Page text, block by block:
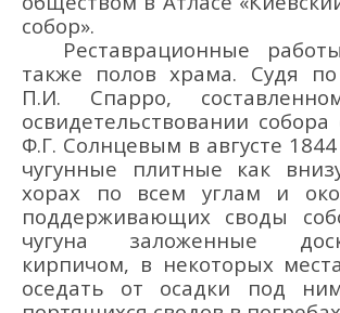
собор».
Реставрационные
также полов храма. Судя
П.И. Спарро,
освидетельствовании собора
Ф.Г. Солнцевым в августе
чугунные плитные как
хорах по всем углам и
поддерживающих своды
чугуна заложенные
кирпичом, в некоторых
оседать от осадки под